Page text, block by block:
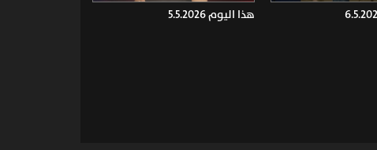
هذا اليوم 5.5.2026